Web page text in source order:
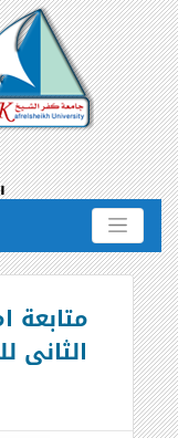
متابعة
الثانى